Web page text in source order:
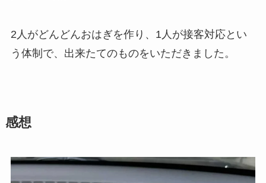
2人がどんどんおはぎを作り、1人が接客対応とい
う体制で、出来たてのものをいただきました。
感想